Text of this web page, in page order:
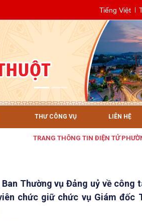
Tiếng Việt
THƯ CÔNG VỤ LIÊN HỆ
THÔNG TIN ĐIỆN TỬ PHƯỜNG BUÔN MA
Thường vụ Đảng uỷ về công
chức giữ chức vụ Giám đốc